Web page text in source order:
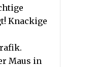
Knackige
Maus in